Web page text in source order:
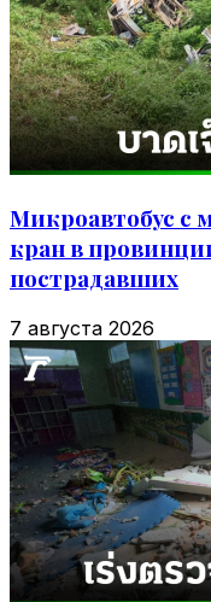
Микроавтобус с
кран в
пострадавших
7 августа 2026